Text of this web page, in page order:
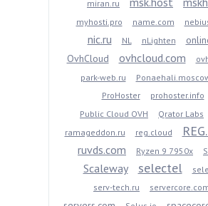
miran.ru
myhosti.pro
name.com
nic.ru
NL nLighten
OvhCloud ovhcloud.com
park-web.ru
ProHoster prohoster.info
Public Cloud OVH
Qrator Labs
ramageddon.ru reg.cloud
ruvds.com Ryzen 9 7950x
Scaleway selectel
serv-tech.ru